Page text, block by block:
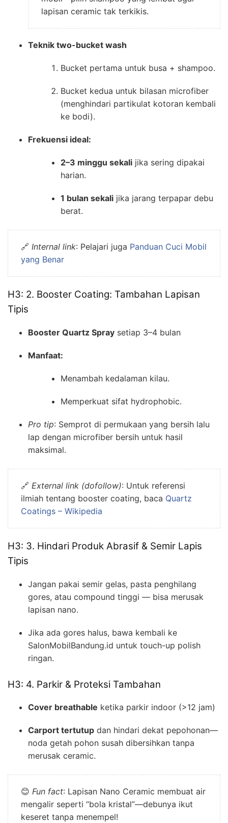
lapisan ceramic tak terkikis.
Teknik two-bucket wash
Bucket pertama untuk busa + shampoo.
Bucket kedua untuk bilasan microfiber
(menghindari partikulat kotoran kembali
ke bodi).
Frekuensi ideal:
2–3 minggu sekali jika sering dipakai
harian.
1 bulan sekali jika jarang terpapar debu
berat.
🔗 Internal link: Pelajari juga Panduan Cuci Mobil
yang Benar
H3: 2. Booster Coating: Tambahan Lapisan
Tipis
Booster Quartz Spray setiap 3–4 bulan
Manfaat:
Menambah kedalaman kilau.
Memperkuat sifat hydrophobic.
Pro tip: Semprot di permukaan yang bersih lalu
lap dengan microfiber bersih untuk hasil
maksimal.
🔗 External link (dofollow): Untuk referensi
ilmiah tentang booster coating, baca Quartz
Coatings – Wikipedia
H3: 3. Hindari Produk Abrasif & Semir Lapis
Tipis
Jangan pakai semir gelas, pasta penghilang
gores, atau compound tinggi — bisa merusak
lapisan nano.
Jika ada gores halus, bawa kembali ke
SalonMobilBandung.id untuk touch-up polish
ringan.
H3: 4. Parkir & Proteksi Tambahan
Cover breathable ketika parkir indoor (>12 jam)
Carport tertutup dan hindari dekat pepohonan—
noda getah pohon susah dibersihkan tanpa
merusak ceramic.
😊 Fun fact: Lapisan Nano Ceramic membuat air
mengalir seperti “bola kristal”—debunya ikut
keseret tanpa menempel!